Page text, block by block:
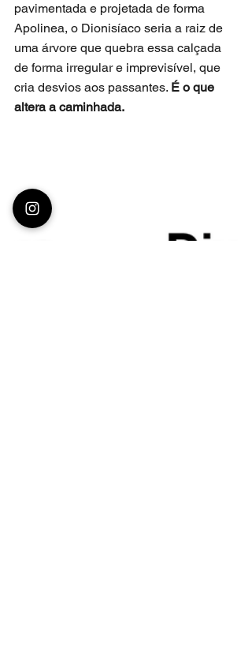
pavimentada e projetada de forma
Apolinea, o Dionisíaco seria a raiz de
uma árvore que quebra essa calçada
de forma irregular e imprevisível, que
cria desvios aos passantes. É o que
altera a caminhada.